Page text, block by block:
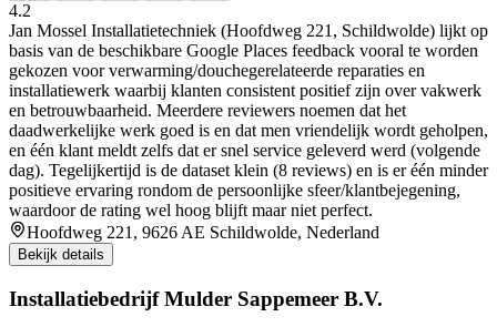
4.2
Jan Mossel Installatietechniek (Hoofdweg 221, Schildwolde) lijkt op
basis van de beschikbare Google Places feedback vooral te worden
gekozen voor verwarming/douchegerelateerde reparaties en
installatiewerk waarbij klanten consistent positief zijn over vakwerk
en betrouwbaarheid. Meerdere reviewers noemen dat het
daadwerkelijke werk goed is en dat men vriendelijk wordt geholpen,
en één klant meldt zelfs dat er snel service geleverd werd (volgende
dag). Tegelijkertijd is de dataset klein (8 reviews) en is er één minder
positieve ervaring rondom de persoonlijke sfeer/klantbejegening,
waardoor de rating wel hoog blijft maar niet perfect.
Hoofdweg 221, 9626 AE Schildwolde, Nederland
Bekijk details
Installatiebedrijf Mulder Sappemeer B.V.